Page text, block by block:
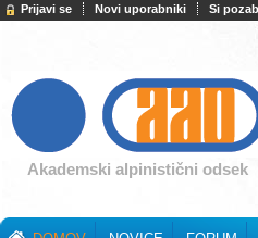
Prijavi se Novi uporabniki Si
Akademski alpinistični odsek